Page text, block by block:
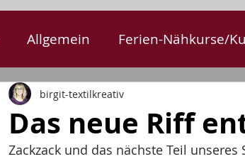
Allgemein Ferien-Nähkurse/
Kreativprojekte
Das neue Riff
birgit-textilkreativ
Zackzack und das nächste Teil